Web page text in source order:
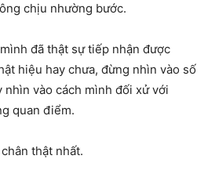
chịu nhường bước.
đã thật sự tiếp nhận được
hiệu hay chưa, đừng nhìn vào số
nhìn vào cách mình đối xử với
quan điểm.
thật nhất.